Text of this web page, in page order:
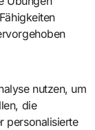
nutzen, um
die
personalisierte